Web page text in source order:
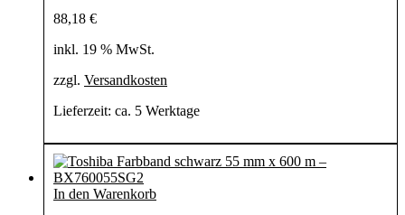
88,18 €
inkl. 19 % MwSt.
zzgl. Versandkosten
Lieferzeit: ca. 5 Werktage
In den Warenkorb